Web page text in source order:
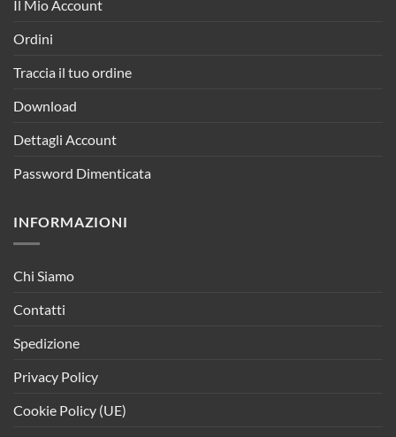
Il Mio Account
Ordini
Traccia il tuo ordine
Download
Dettagli Account
Password Dimenticata
INFORMAZIONI
Chi Siamo
Contatti
Spedizione
Privacy Policy
Cookie Policy (UE)